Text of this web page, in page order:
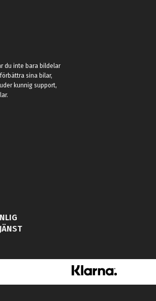
du inte bara bildelar
sina bilar,
kunnig support,